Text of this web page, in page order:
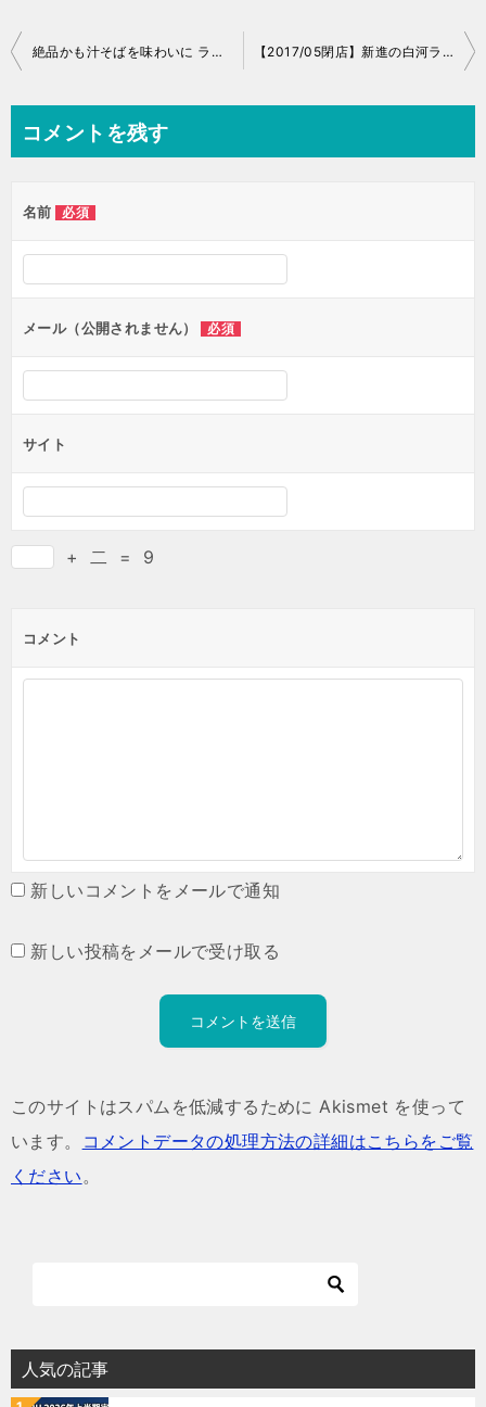
投
ビ
ー
シ
ョ
ン
絶品かも汁そばを味わいに ライド日誌 No.014 【2017/05閉店】新進の白河ラーメンは激ウマ塩と濃厚担々麺！？
コメントを残す
名前 必須
メール（公開されません） 必須
サイト
+ 二 = 9
コメント
新しいコメントをメールで通知
新しい投稿をメールで受け取る
このサイトはスパムを低減するために Akismet を使って
います。
コメントデータの処理方法の詳細はこちらをご覧
ください。
人気の記事